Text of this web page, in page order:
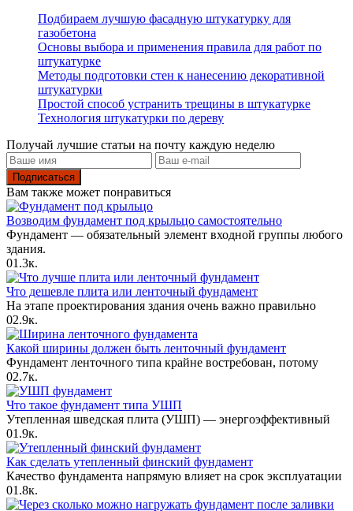
Подбираем лучшую фасадную штукатурку для
газобетона
Основы выбора и применения правила для работ по
штукатурке
Методы подготовки стен к нанесению декоративной
штукатурки
Простой способ устранить трещины в штукатурке
Технология штукатурки по дереву
Получай лучшие статьи на почту каждую неделю
Подписаться
Вам также может понравиться
Возводим фундамент под крыльцо самостоятельно
Фундамент — обязательный элемент входной группы любого
здания.
01.3к.
Что дешевле плита или ленточный фундамент
На этапе проектирования здания очень важно правильно
02.9к.
Какой ширины должен быть ленточный фундамент
Фундамент ленточного типа крайне востребован, потому
02.7к.
Что такое фундамент типа УШП
Утепленная шведская плита (УШП) — энергоэффективный
01.9к.
Как сделать утепленный финский фундамент
Качество фундамента напрямую влияет на срок эксплуатации
01.8к.